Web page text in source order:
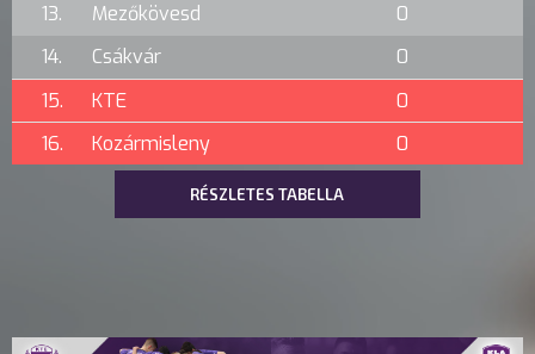
13.
Mezőkövesd
0
14.
Csákvár
0
15.
KTE
0
16.
Kozármisleny 0
RÉSZLETES TABELLA